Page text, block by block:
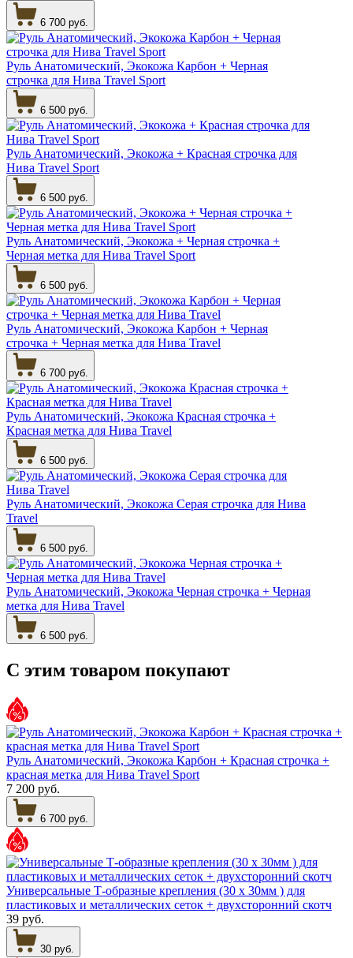
6 700 руб.
Руль Анатомический, Экокожа Карбон + Черная
строчка для Нива Travel Sport
6 500 руб.
Руль Анатомический, Экокожа + Красная строчка для
Нива Travel Sport
6 500 руб.
Руль Анатомический, Экокожа + Черная строчка +
Черная метка для Нива Travel Sport
6 500 руб.
Руль Анатомический, Экокожа Карбон + Черная
строчка + Черная метка для Нива Travel
6 700 руб.
Руль Анатомический, Экокожа Красная строчка +
Красная метка для Нива Travel
6 500 руб.
Руль Анатомический, Экокожа Серая строчка для Нива
Travel
6 500 руб.
Руль Анатомический, Экокожа Черная строчка + Черная
метка для Нива Travel
6 500 руб.
С этим товаром покупают
Руль Анатомический, Экокожа Карбон + Красная строчка +
красная метка для Нива Travel Sport
7 200 руб.
6 700 руб.
Универсальные Т-образные крепления (30 х 30мм ) для
пластиковых и металлических сеток + двухсторонний скотч
39 руб.
30 руб.